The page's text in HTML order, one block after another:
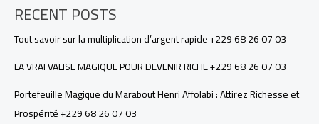
RECENT POSTS
Tout savoir sur la multiplication d’argent rapide +229 68 26 07 03
LA VRAI VALISE MAGIQUE POUR DEVENIR RICHE +229 68 26 07 03
Portefeuille Magique du Marabout Henri Affolabi : Attirez Richesse et
Prospérité +229 68 26 07 03